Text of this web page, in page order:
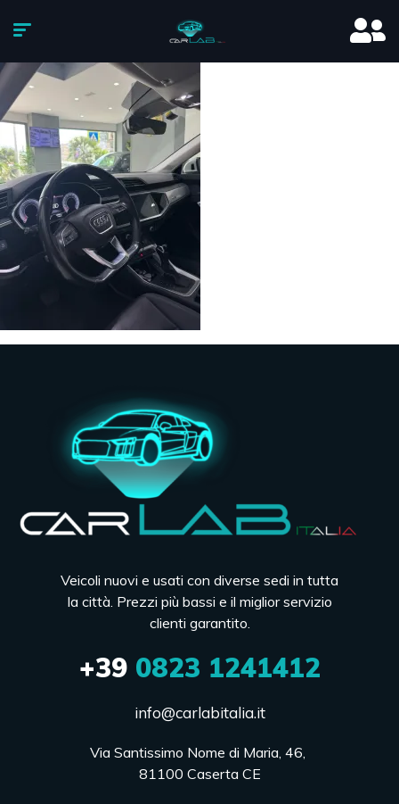
Veicoli nuovi e usati con diverse sedi in tutta
la città. Prezzi più bassi e il miglior servizio
clienti garantito.
+390823 1241412
info@carlabitalia.it
Via Santissimo Nome di Maria, 46,
81100 Caserta CE